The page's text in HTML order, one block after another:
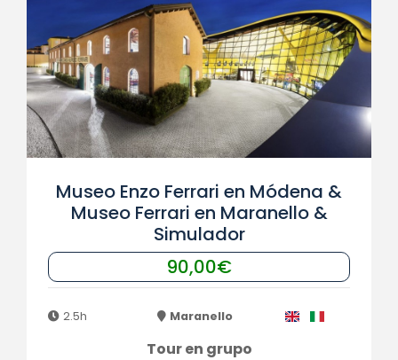
Museo Enzo Ferrari en Módena &
Museo Ferrari en Maranello &
Simulador
90,00€
2.5h Maranello
Tour en grupo